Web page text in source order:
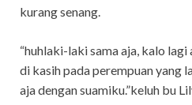
kurang senang.
“huhlaki-laki sama aja, kalo lagi
di kasih pada perempuan yang
aja dengan suamiku.”keluh bu